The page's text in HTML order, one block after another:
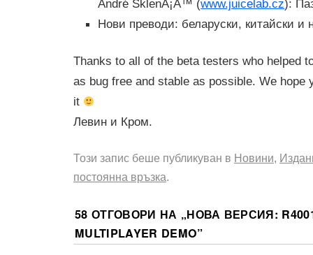
André SklenÃ¡Å™ (www.juicelab.cz):
Нови преводи: беларуски, китайски и
Thanks to all of the beta testers who helped
as bug free and stable as possible. We hope
it
Левин и Кром.
Този запис беше публикуван в Новини,
постоянна връзка.
58 ОТГОВОРИ НА „НОВА ВЕРСИЯ:
MULTIPLAYER DEMO”